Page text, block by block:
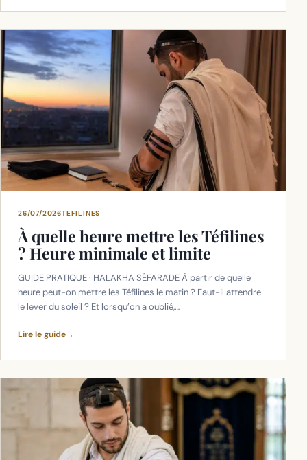
26/07/2026TEFILINES
À quelle heure mettre les Téfilines
? Heure minimale et limite
GUIDE PRATIQUE · HALAKHA SÉFARADE À partir de quelle
heure peut-on mettre les Téfilines le matin ? Faut-il attendre
le lever du soleil ? Et lorsqu’on a oublié,…
Lire le guide→